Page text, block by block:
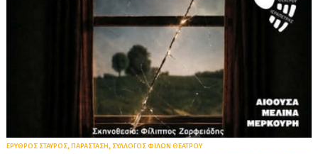
ΕΡΥΘΡΟΣ ΣΤΑΥΡΟΣ, ΠΑΡΑΣΤΑΣΗ , ΣΥΛΛΟΓΟΣ ΦΙΛΩΝ ΘΕΑΤΡΟΥ